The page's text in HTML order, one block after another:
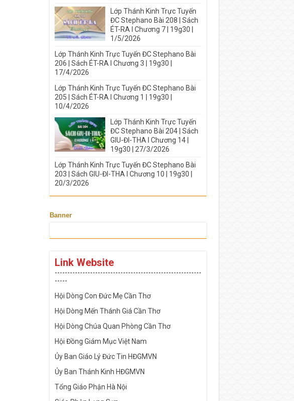
Lớp Thánh Kinh Trực Tuyến
ĐC Stephano Bài 208 | Sách
ÉT-RA I Chương 7 | 19g30 |
1/5/2026
Lớp Thánh Kinh Trực Tuyến ĐC Stephano Bài
206 | Sách ÉT-RA I Chương 3 | 19g30 |
17/4/2026
Lớp Thánh Kinh Trực Tuyến ĐC Stephano Bài
205 | Sách ÉT-RA I Chương 1 | 19g30 |
10/4/2026
Lớp Thánh Kinh Trực Tuyến
ĐC Stephano Bài 204 | Sách
GIU-ĐI-THA I Chương 14 |
19g30 | 27/3/2026
Lớp Thánh Kinh Trực Tuyến ĐC Stephano Bài
203 | Sách GIU-ĐI-THA I Chương 10 | 19g30 |
20/3/2026
Banner
Link Website
----------------------------------------------------------
-----
Hội Dòng Con Đức Mẹ Cần Thơ
Hội Dòng Mến Thánh Giá Cần Thơ
Hội Dòng Chúa Quan Phòng Cần Thơ
Hội Đồng Giám Mục Việt Nam
Ủy Ban Giáo Lý Đức Tin HĐGMVN
Ủy Ban Thánh Kinh HĐGMVN
Tổng Giáo Phận Hà Nội